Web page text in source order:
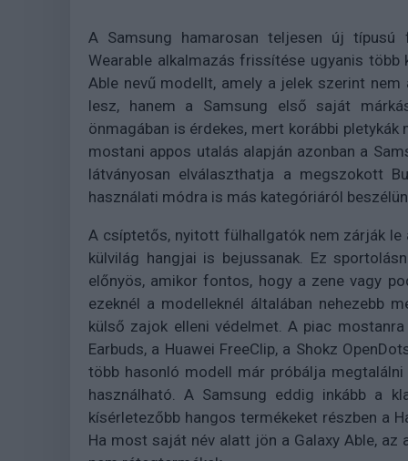
A Samsung hamarosan teljesen új típusú
Wearable alkalmazás frissítése ugyanis
Able nevű modellt, amely a jelek szerint
lesz, hanem a Samsung első saját
önmagában is érdekes, mert korábbi
mostani appos utalás alapján azonban a
látványosan elválaszthatja a megszokott
használati módra is más kategóriáról
A csíptetős, nyitott fülhallgatók nem zárják le
külvilág hangjai is bejussanak. Ez
előnyös, amikor fontos, hogy a zene vagy
ezeknél a modelleknél általában nehezebb
külső zajok elleni védelmet. A piac
Earbuds, a Huawei FreeClip, a Shokz
több hasonló modell már próbálja
használható. A Samsung eddig inkább a
kísérletezőbb hangos termékeket részben a
Ha most saját név alatt jön a Galaxy Able,